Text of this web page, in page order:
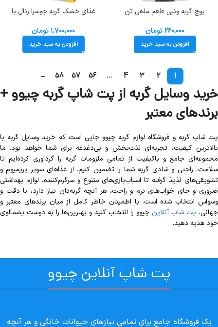
پوچ گربه ونپی طعم ماهی تن
Treats
۲۶۰,۰۰۰ تومان
افزودن به سبد خرید
غذای خشک گربه جوسرا رنال با
Josera Renal
۱,۷۰۰,۰۰۰تومان
افزودن به سبد خرید
1
2
3
4
…
56
57
58
→
خرید وسایل گربه از پت شاپ گربه چیوو +
برندهای معتبر
پت شاپ گربه و فروشگاه لوازم گربه چیوو جایی است که خرید وسایل گربه با
بالاترین کیفیت، تجربه‌ای لذت‌بخش و بی‌دغدغه برای شما خواهد بود. ما
مجموعه‌ای جامع و باکیفیت از تمامی ملزومات گربه را گردآوری کرده‌ایم تا
سلامت، راحتی و شادی گربه شما را تضمین کنیم. از غذاهای سوپر پریمیوم و
تشویقی‌های لذیذ گرفته تا اسباب‌بازی‌های متنوع و سرگرم‌کننده، لوازم بهداشتی
ضروری و جای خواب‌های نرم و راحت، هر آنچه گربه‌تان نیاز دارد، با دقت و
وسواس انتخاب شده است. با اطمینان خاطر کامل از میان برندهای معتبر و
جهانی، پت شاپ آنلاین چیوو را انتخاب کنید و بهترین‌ها را به دوست پشمالوی
خود هدیه دهید.
پت شاپ آنلاین چیوو
یک فروشگاه جامع برای تمامی نیازهای حیوانات خانگی و هر آنچه